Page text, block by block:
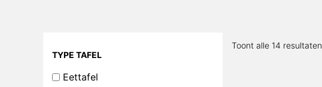
Toont alle 14 resultaten
TYPE TAFEL
Eettafel